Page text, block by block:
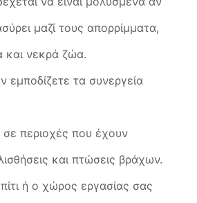
μαζί τους απορρίμματα,
και νεκρά ζώα.
εμποδίζετε τα συνεργεία
σε περιοχές που έχουν
και πτώσεις βράχων.
ή ο χώρος εργασίας σας